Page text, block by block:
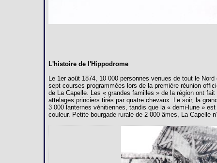
L'histoire de l'Hippodrome
Le 1er août 1874, 10 000 personnes venues de tout le
sept courses programmées lors de la première réunion
de La Capelle. Les « grandes familles » de la région ont
attelages princiers tirés par quatre chevaux. Le soir, la
3 000 lanternes vénitiennes, tandis que la « demi-lune »
couleur. Petite bourgade rurale de 2 000 âmes, La Capelle